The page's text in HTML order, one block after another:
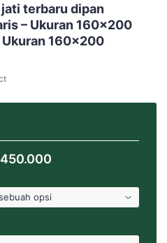
terbaru dipan
– Ukuran 160×200
160×200
Rp6.000.000